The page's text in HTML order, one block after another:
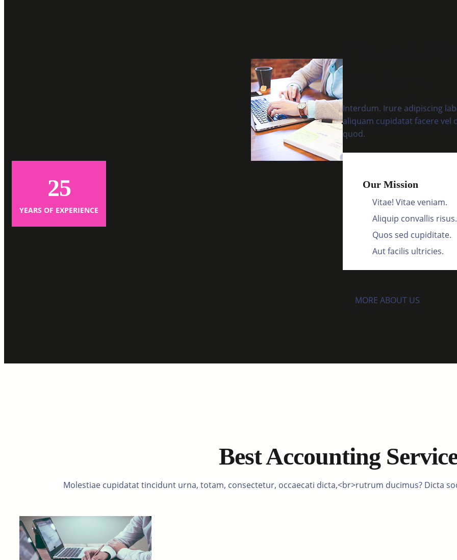
25
YEARS OF EXPERIENCE
Interdum. Irure adipiscing
aliquam cupidatat facere vel
quod.
Our Mission
Vitae! Vitae veniam.
Aliquip convallis risus.
Quos sed cupiditate.
Aut facilis ultricies.
MORE ABOUT US
Best Accounting
Molestiae cupidatat tincidunt urna, totam, consectetur, occaecati dicta,<br>rutrum ducimus? Dicta